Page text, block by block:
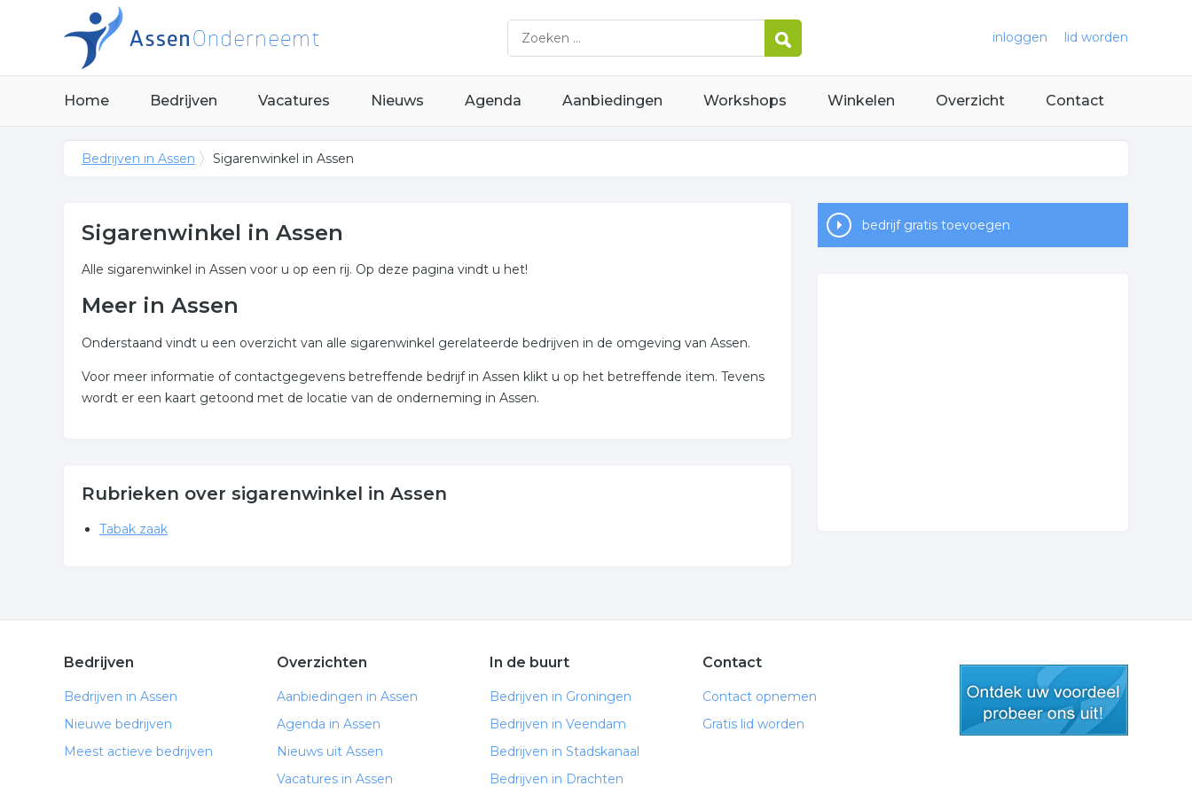
inloggen lid worden
Home Bedrijven Vacatures Nieuws Agenda Aanbiedingen Workshops Winkelen Overzicht Contact
Bedrijven in Assen Sigarenwinkel in Assen
Sigarenwinkel in Assen
Alle sigarenwinkel in Assen voor u op een rij. Op deze pagina vindt u het!
Meer in Assen
Onderstaand vindt u een overzicht van alle sigarenwinkel gerelateerde bedrijven in de omgeving van Assen.
Voor meer informatie of contactgegevens betreffende bedrijf in Assen klikt u op het betreffende item. Tevens
wordt er een kaart getoond met de locatie van de onderneming in Assen.
Rubrieken over sigarenwinkel in Assen
Tabak zaak
bedrijf gratis toevoegen
Bedrijven
Bedrijven in Assen
Nieuwe bedrijven
Meest actieve bedrijven
Overzichten
Aanbiedingen in Assen
Agenda in Assen
Nieuws uit Assen
Vacatures in Assen
In de buurt
Bedrijven in Groningen
Bedrijven in Veendam
Bedrijven in Stadskanaal
Bedrijven in Drachten
Contact
Contact opnemen
Gratis lid worden